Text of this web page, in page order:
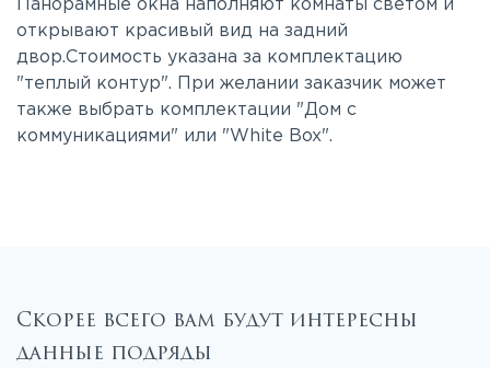
Панорамные окна наполняют комнаты светом и
открывают красивый вид на задний
двор.Стоимость указана за комплектацию
"теплый контур". При желании заказчик может
также выбрать комплектации "Дом с
коммуникациями" или "White Box".
Скорее всего вам будут интересны
данные подряды